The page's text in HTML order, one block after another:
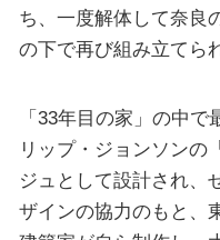
ち、一度解体して奈良
の下で再び組み立てら
「33年目の家」の中
リップ・ジョンソンの
ジュとして設計され、
ザインの協力のもと、